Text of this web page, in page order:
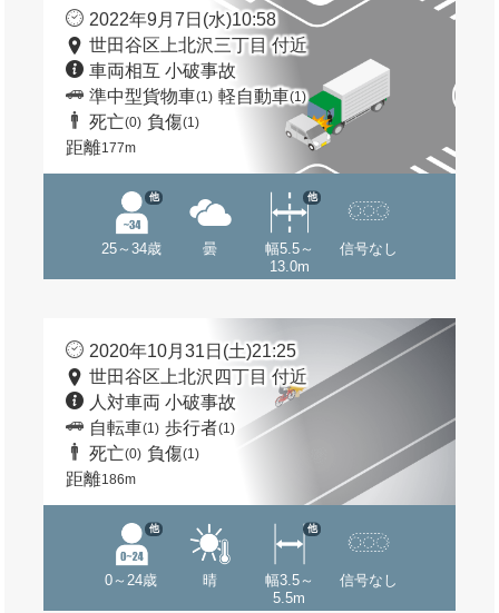
2022年9月7日(水)10:58
世田谷区上北沢三丁目 付近
車両相互 小破事故
準中型貨物車(1) 軽自動車(1)
死亡(0) 負傷(1)
距離177m
25～34歳
他
曇
幅5.5～
13.0m
他
信号なし
2020年10月31日(土)21:25
世田谷区上北沢四丁目 付近
人対車両 小破事故
自転車(1) 歩行者(1)
死亡(0) 負傷(1)
距離186m
0～24歳
他
晴
幅3.5～
5.5m
他
信号なし